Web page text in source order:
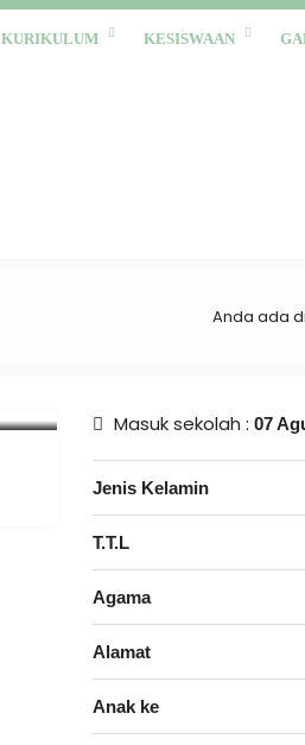
KURIKULUM KESISWAAN
Anda ada
Masuk sekolah : 07
Jenis Kelamin
T.T.L
Agama
Alamat
Anak ke